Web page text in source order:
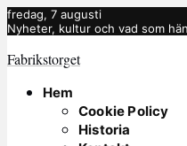
fredag, 7 augusti
Nyheter, kultur och vad som
Fabrikstorget
Hem
Cookie Policy
Historia